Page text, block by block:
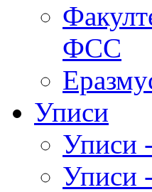
ФСС
Уписи
Уписи
Уписи